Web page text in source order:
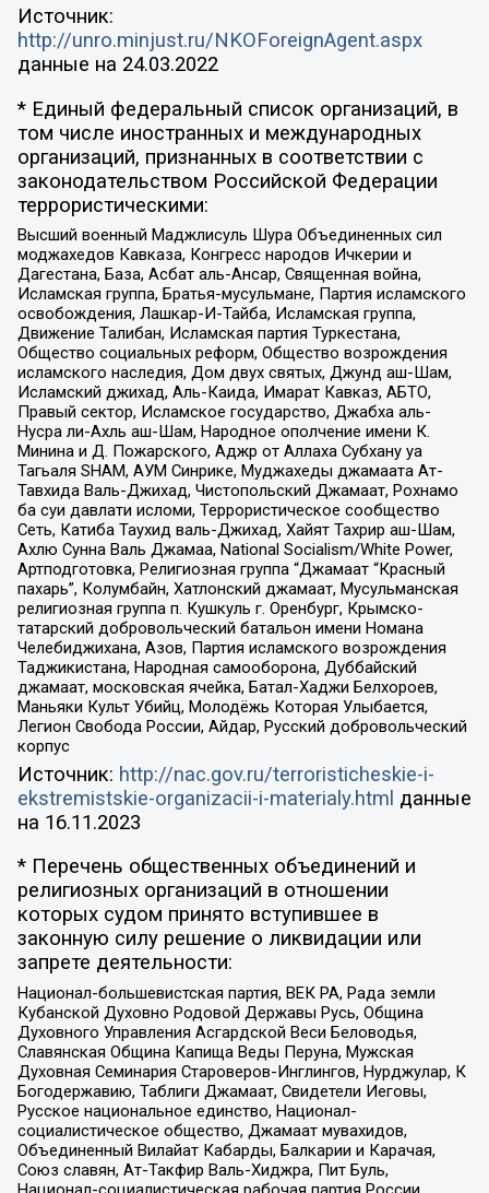
Источник:
http://unro.minjust.ru/NKOForeignAgent.aspx
данные на 24.03.2022
* Единый федеральный список организаций, в
том числе иностранных и международных
организаций, признанных в соответствии с
законодательством Российской Федерации
террористическими:
Высший военный Маджлисуль Шура Объединенных сил
моджахедов Кавказа, Конгресс народов Ичкерии и
Дагестана, База, Асбат аль-Ансар, Священная война,
Исламская группа, Братья-мусульмане, Партия исламского
освобождения, Лашкар-И-Тайба, Исламская группа,
Движение Талибан, Исламская партия Туркестана,
Общество социальных реформ, Общество возрождения
исламского наследия, Дом двух святых, Джунд аш-Шам,
Исламский джихад, Аль-Каида, Имарат Кавказ, АБТО,
Правый сектор, Исламское государство, Джабха аль-
Нусра ли-Ахль аш-Шам, Народное ополчение имени К.
Минина и Д. Пожарского, Аджр от Аллаха Субхану уа
Тагьаля SHAM, АУМ Синрике, Муджахеды джамаата Ат-
Тавхида Валь-Джихад, Чистопольский Джамаат, Рохнамо
ба суи давлати исломи, Террористическое сообщество
Сеть, Катиба Таухид валь-Джихад, Хайят Тахрир аш-Шам,
Ахлю Сунна Валь Джамаа, National Socialism/White Power,
Артподготовка, Религиозная группа “Джамаат “Красный
пахарь”, Колумбайн, Хатлонский джамаат, Мусульманская
религиозная группа п. Кушкуль г. Оренбург, Крымско-
татарский добровольческий батальон имени Номана
Челебиджихана, Азов, Партия исламского возрождения
Таджикистана, Народная самооборона, Дуббайский
джамаат, московская ячейка, Батал-Хаджи Белхороев,
Маньяки Культ Убийц, Молодёжь Которая Улыбается,
Легион Свобода России, Айдар, Русский добровольческий
корпус
Источник: http://nac.gov.ru/terroristicheskie-i-
ekstremistskie-organizacii-i-materialy.html данные
на 16.11.2023
* Перечень общественных объединений и
религиозных организаций в отношении
которых судом принято вступившее в
законную силу решение о ликвидации или
запрете деятельности:
Национал-большевистская партия, ВЕК РА, Рада земли
Кубанской Духовно Родовой Державы Русь, Община
Духовного Управления Асгардской Веси Беловодья,
Славянская Община Капища Веды Перуна, Мужская
Духовная Семинария Староверов-Инглингов, Нурджулар, К
Богодержавию, Таблиги Джамаат, Свидетели Иеговы,
Русское национальное единство, Национал-
социалистическое общество, Джамаат мувахидов,
Объединенный Вилайат Кабарды, Балкарии и Карачая,
Союз славян, Ат-Такфир Валь-Хиджра, Пит Буль,